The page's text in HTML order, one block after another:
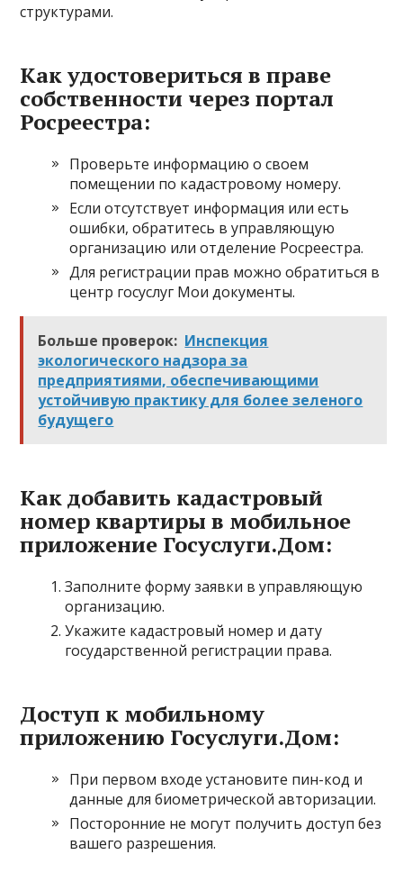
структурами.
Как удостовериться в праве
собственности через портал
Росреестра:
Проверьте информацию о своем
помещении по кадастровому номеру.
Если отсутствует информация или есть
ошибки, обратитесь в управляющую
организацию или отделение Росреестра.
Для регистрации прав можно обратиться в
центр госуслуг Мои документы.
Больше проверок: Инспекция
экологического надзора за
предприятиями, обеспечивающими
устойчивую практику для более зеленого
будущего
Как добавить кадастровый
номер квартиры в мобильное
приложение Госуслуги.Дом:
Заполните форму заявки в управляющую
организацию.
Укажите кадастровый номер и дату
государственной регистрации права.
Доступ к мобильному
приложению Госуслуги.Дом:
При первом входе установите пин-код и
данные для биометрической авторизации.
Посторонние не могут получить доступ без
вашего разрешения.